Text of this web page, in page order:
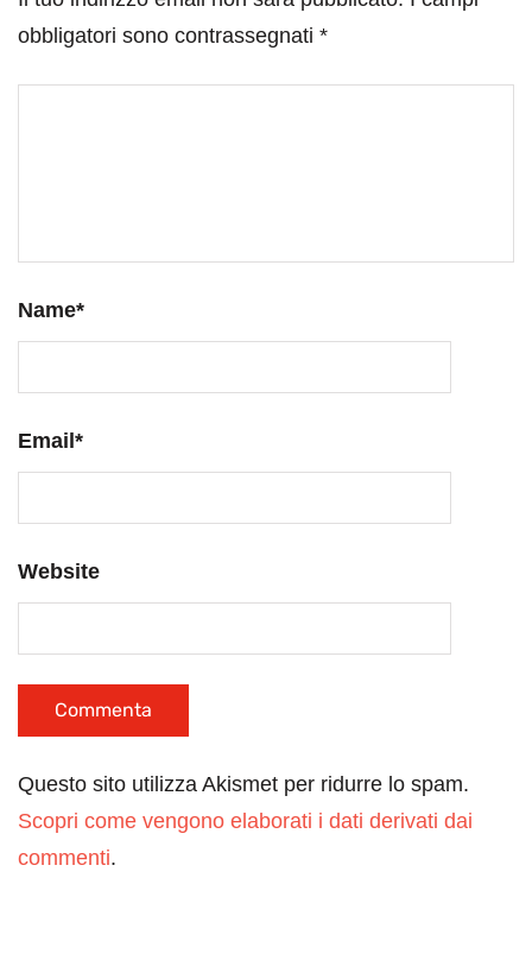
obbligatori sono contrassegnati *
Name*
Email *
Website
Questo sito utilizza Akismet per ridurre lo spam.
Scopri come vengono elaborati i dati derivati dai
commenti.